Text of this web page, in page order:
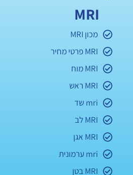
MRI
מכון MRI
MRI פרטי מחיר
MRI מוח
MRI ראש
mri שד
MRI לב
MRI אגן
mri ערמונית
MRI בטן